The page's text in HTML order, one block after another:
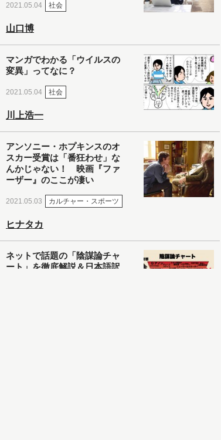
2021.05.04 社会
山口博
マンガでわかる「ウイルスの
変異」ってなに？
2021.05.04 社会
川上浩一
アンソニー・ホプキンスのオ
スカー受賞は「番狂わせ」な
んかじゃない！ 映画『ファ
ーザー』のここが凄い
2021.05.03 カルチャー・スポーツ
ヒナタカ
ネットで話題の「陰謀論チャ
ート」を徹底解説＆日本語訳